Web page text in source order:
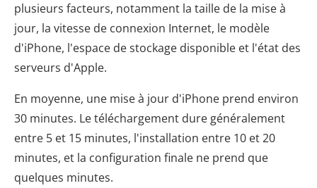
plusieurs facteurs, notamment la taille de la mise à
jour, la vitesse de connexion Internet, le modèle
d'iPhone, l'espace de stockage disponible et l'état des
serveurs d'Apple.
En moyenne, une mise à jour d'iPhone prend environ
30 minutes. Le téléchargement dure généralement
entre 5 et 15 minutes, l'installation entre 10 et 20
minutes, et la configuration finale ne prend que
quelques minutes.